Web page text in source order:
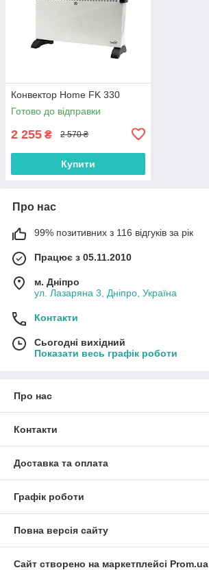
Конвектор Home FK 330
Готово до відправки
2 255 ₴ 2 570 ₴
Купити
Про нас
99% позитивних з 116 відгуків за рік
Працює з 05.11.2010
м. Дніпро
ул. Лазаряна 3, Дніпро, Україна
Контакти
Сьогодні вихідний
Показати весь графік роботи
Про нас
Контакти
Доставка та оплата
Графік роботи
Повна версія сайту
Сайт створено на маркетплейсі Prom.ua